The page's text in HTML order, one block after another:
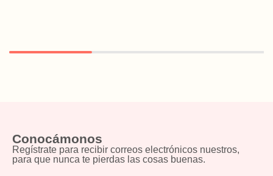
Conocámonos
Regístrate para recibir correos electrónicos nuestros,
para que nunca te pierdas las cosas buenas.